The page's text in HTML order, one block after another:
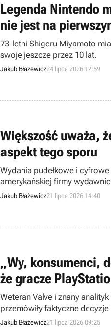
Legenda Nintendo
nie jest na
73-letni Shigeru Miyamoto
swoje jeszcze przez 10 lat.
Jakub Błażewicz24 lipca 2026 12:59
Większość uważa,
aspekt tego sporu
Wydania pudełkowe i
amerykańskiej firmy
Jakub Błażewicz21 lipca 2026 14:40
„Wy, konsumenci,
że gracze
Weteran Valve i znany
przemówiły faktyczne
Jakub Błażewicz21 lipca 2026 09:25